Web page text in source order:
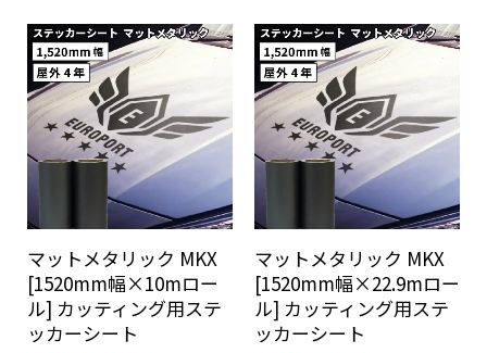
マットメタリック MKX
[1520mm幅×10mロー
ル] カッティング用ステ
ッカーシート
マットメタリック MKX
[1520mm幅×22.9mロー
ル] カッティング用ステ
ッカーシート